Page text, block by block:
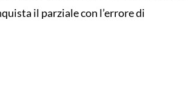
il parziale con l’errore di